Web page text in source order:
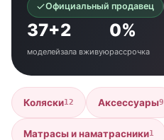
Официальный продавец
37+
моделей
2
зала вживую
0%
рассрочка
Коляски12 Аксессуары9
Матрасы и наматрасники1